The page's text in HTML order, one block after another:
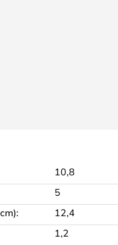
10,8
5
12,4
1,2